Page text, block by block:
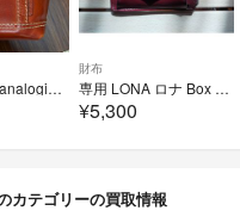
アナロジコ analogico ランチトート バッグ 本革 レザー
財布
専用 LONA ロナ Box mini wallet italy ワイン
¥5,300
カテゴリーの買取情報